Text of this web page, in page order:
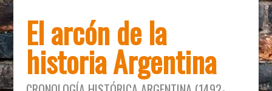
El arcón de la
historia Argentina